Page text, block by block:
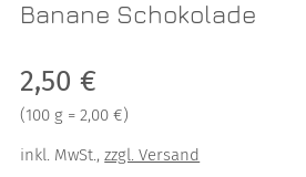
Banane Schokolade
Verkaufspreis: 2,50 €
2,50 €
Preis pro 100 g = 2,00 €
(100 g = 2,00 €)
inkl. MwSt.,zzgl. Versand